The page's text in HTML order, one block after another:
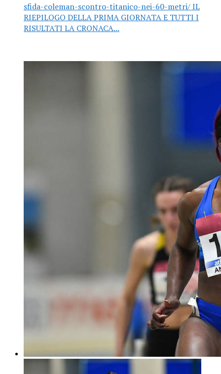
sfida-coleman-scontro-titanico-nei-60-metri/ IL
RIEPILOGO DELLA PRIMA GIORNATA E TUTTI I
RISULTATI LA CRONACA...